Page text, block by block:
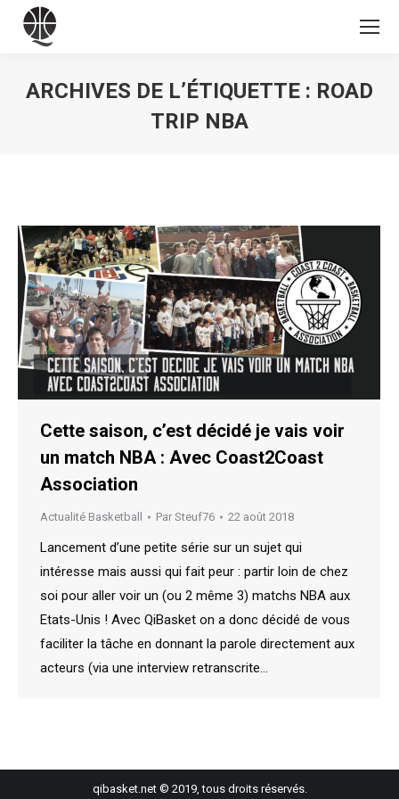
ARCHIVES DE L’ÉTIQUETTE : ROAD
TRIP NBA
Cette saison, c’est décidé je vais voir
un match NBA : Avec Coast2Coast
Association
Actualité Basketball Par Steuf76 22 août 2018
Lancement d’une petite série sur un sujet qui
intéresse mais aussi qui fait peur : partir loin de chez
soi pour aller voir un (ou 2 même 3) matchs NBA aux
Etats-Unis ! Avec QiBasket on a donc décidé de vous
faciliter la tâche en donnant la parole directement aux
acteurs (via une interview retranscrite…
qibasket.net © 2019, tous droits réservés.